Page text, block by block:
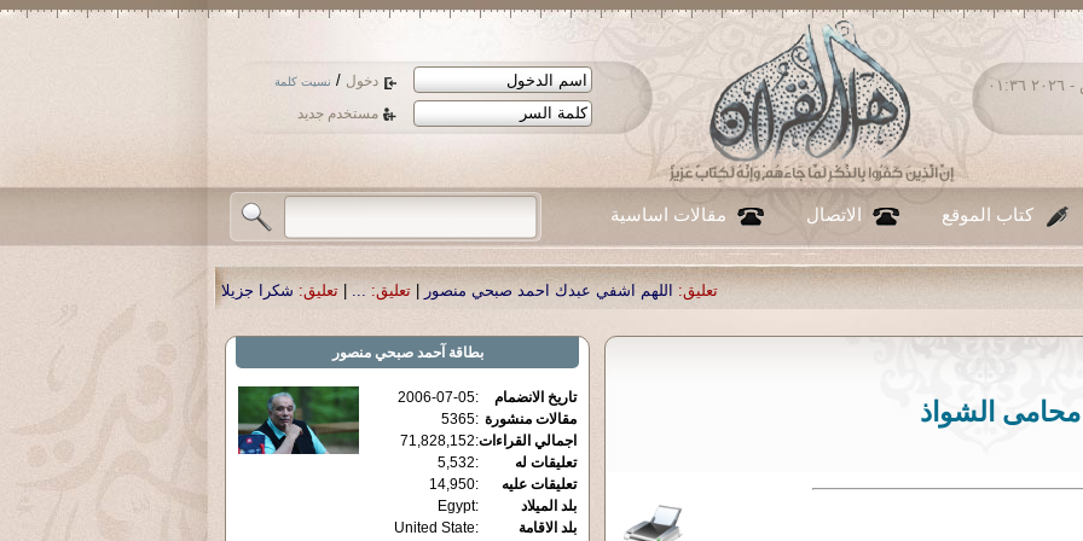
دخول / نسيت كلمة
مستخدم جديد
الجمعة ٠٧ - أغسطس - ٢٠٢٦ ٠١:٣٦
كتاب الموقع الاتصال مقالات اساسية
اللهم اشفي عبدك احمد صبحي منصور |تعليق: ...
| تعليق: شكرا جزيلا أستاذ حمد الحمد .أكرمكم الله .
محامى الشواذ
بطاقة آحمد صبحي منصور
تاريخ الانضمام :
2006-07-05
مقالات منشورة :
5365
اجمالي القراءات:
71,828,152
تعليقات له
:
5,532
تعليقات عليه
:
14,950
بلد الميلاد
:
Egypt
بلد الاقامة
:
United State